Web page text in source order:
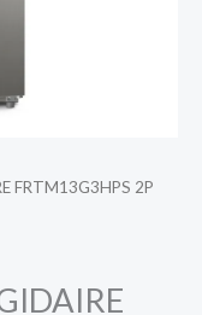
FRTM13G3HPS 2P